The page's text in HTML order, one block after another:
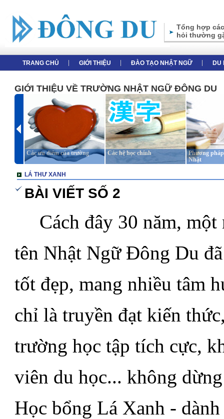
Tổng hợp
hỏi thường
TRANG CHỦ GIỚI THIỆU ĐÀO TẠO NHẬT NGỮ DU
GIỚI THIỆU VỀ TRƯỜNG NHẬT NGỮ ĐÔNG DU
Các ưu điểm của trường Các hệ học chính
Phương
Nhật
LÁ THƯ XANH
BÀI VIẾT SỐ 2
Cách đây 30 năm,
tên Nhật Ngữ Đông Du
tốt đẹp, mang nhiều tâm
chỉ là truyền đạt kiến
trường học tập tích cực,
viên du học... không
Học bổng Lá Xanh -